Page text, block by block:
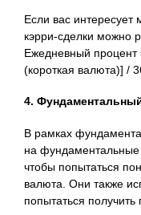
Если вас интересует
кэрри-сделки можно
Ежедневный
(короткая валюта)] /
4.
В рамках
на фундаментальные
чтобы попытаться
валюта. Они также
попытаться получить